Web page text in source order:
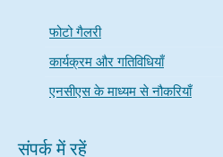
फोटो गैलरी
कार्यक्रम और गतिविधियाँ
एनसीएस के माध्यम से नौकरियाँ
संपर्क में रहें